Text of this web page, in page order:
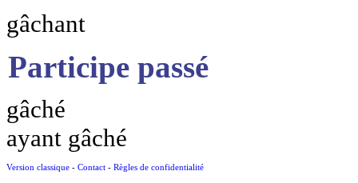
gâchant
Participe passé
gâché
ayant gâché
Version classique - Contact - Règles de confidentialité